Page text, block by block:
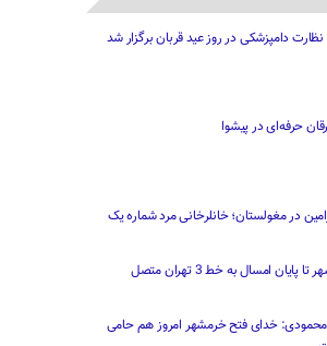
دامپزشکی در روز عید قربان برگزار شد
حرفه‌ای در پیشوا
در مغولستان؛ خانلرخانی مرد شماره یک
متروی اسلامشهر تا پایان امسال به خط 3 تهران متصل
خدای فتح خرمشهر امروز هم حامی